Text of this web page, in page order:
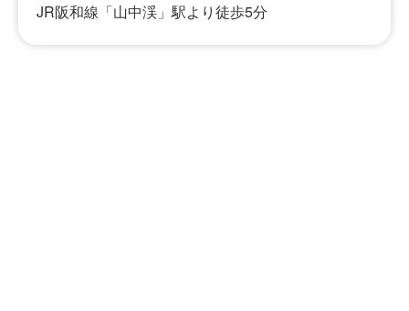
JR阪和線「山中渓」駅より徒歩5分